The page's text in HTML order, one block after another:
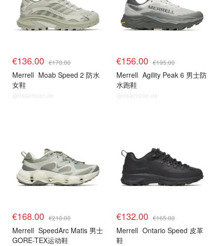
€136.00 €170.00
Merrell Moab Speed 2 防水
女鞋
@dealmoon.de
€156.00 €195.00
Merrell Agility Peak 6 男士防
水跑鞋
@dealmoon.de
€168.00 €210.00
Merrell SpeedArc Matis 男士
GORE-TEX运动鞋
€132.00 €165.00
Merrell Ontario Speed 皮革
鞋